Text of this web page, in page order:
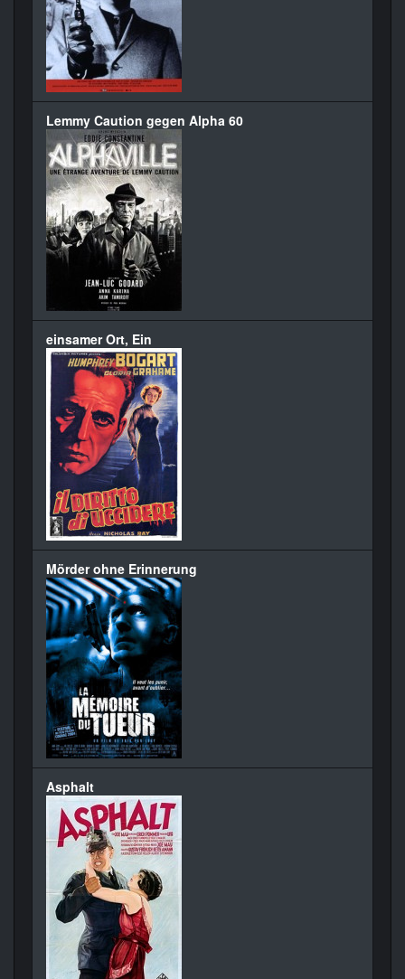
Lemmy Caution gegen Alpha 60
einsamer Ort, Ein
Mörder ohne Erinnerung
Asphalt